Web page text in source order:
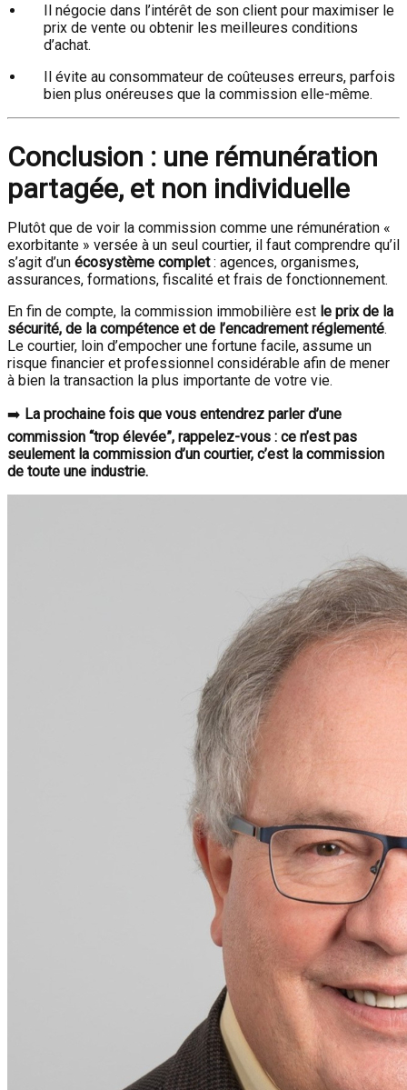
Il négocie dans l’intérêt de son client pour maximiser le
prix de vente ou obtenir les meilleures conditions
d’achat.
Il évite au consommateur de coûteuses erreurs, parfois
bien plus onéreuses que la commission elle-même.
Conclusion : une rémunération
partagée, et non individuelle
Plutôt que de voir la commission comme une rémunération «
exorbitante » versée à un seul courtier, il faut comprendre qu’il
s’agit d’un écosystème complet: agences, organismes,
assurances, formations, fiscalité et frais de fonctionnement.
En fin de compte, la commission immobilière est le prix de la
sécurité, de la compétence et de l’encadrement réglementé.
Le courtier, loin d’empocher une fortune facile, assume un
risque financier et professionnel considérable afin de mener
à bien la transaction la plus importante de votre vie.
➡️ La prochaine fois que vous entendrez parler d’une
commission “trop élevée”, rappelez-vous : ce n’est pas
seulement la commission d’un courtier, c’est la commission
de toute une industrie.